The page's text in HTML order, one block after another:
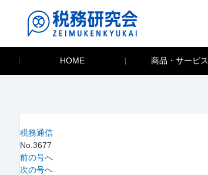
HOME 商品・サービス
税務通信
No.3677
前の号へ
次の号へ